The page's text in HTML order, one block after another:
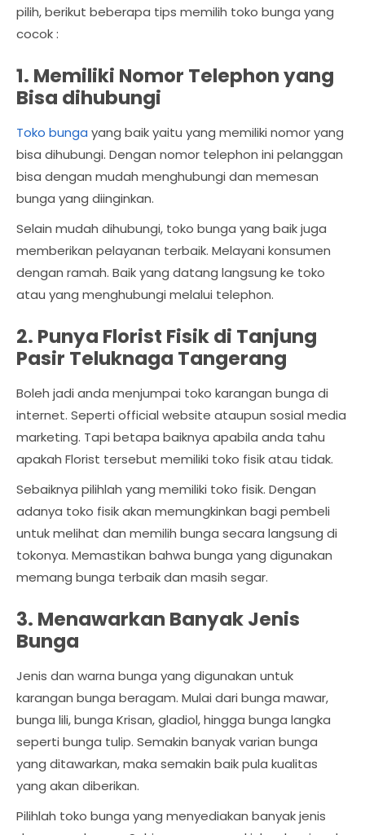
pilih, berikut beberapa tips memilih toko bunga yang
cocok :
1. Memiliki Nomor Telephon yang
Bisa dihubungi
Toko bunga yang baik yaitu yang memiliki nomor yang
bisa dihubungi. Dengan nomor telephon ini pelanggan
bisa dengan mudah menghubungi dan memesan
bunga yang diinginkan.
Selain mudah dihubungi, toko bunga yang baik juga
memberikan pelayanan terbaik. Melayani konsumen
dengan ramah. Baik yang datang langsung ke toko
atau yang menghubungi melalui telephon.
2. Punya Florist Fisik di Tanjung
Pasir Teluknaga Tangerang
Boleh jadi anda menjumpai toko karangan bunga di
internet. Seperti official website ataupun sosial media
marketing. Tapi betapa baiknya apabila anda tahu
apakah Florist tersebut memiliki toko fisik atau tidak.
Sebaiknya pilihlah yang memiliki toko fisik. Dengan
adanya toko fisik akan memungkinkan bagi pembeli
untuk melihat dan memilih bunga secara langsung di
tokonya. Memastikan bahwa bunga yang digunakan
memang bunga terbaik dan masih segar.
3. Menawarkan Banyak Jenis
Bunga
Jenis dan warna bunga yang digunakan untuk
karangan bunga beragam. Mulai dari bunga mawar,
bunga lili, bunga Krisan, gladiol, hingga bunga langka
seperti bunga tulip. Semakin banyak varian bunga
yang ditawarkan, maka semakin baik pula kualitas
yang akan diberikan.
Pilihlah toko bunga yang menyediakan banyak jenis